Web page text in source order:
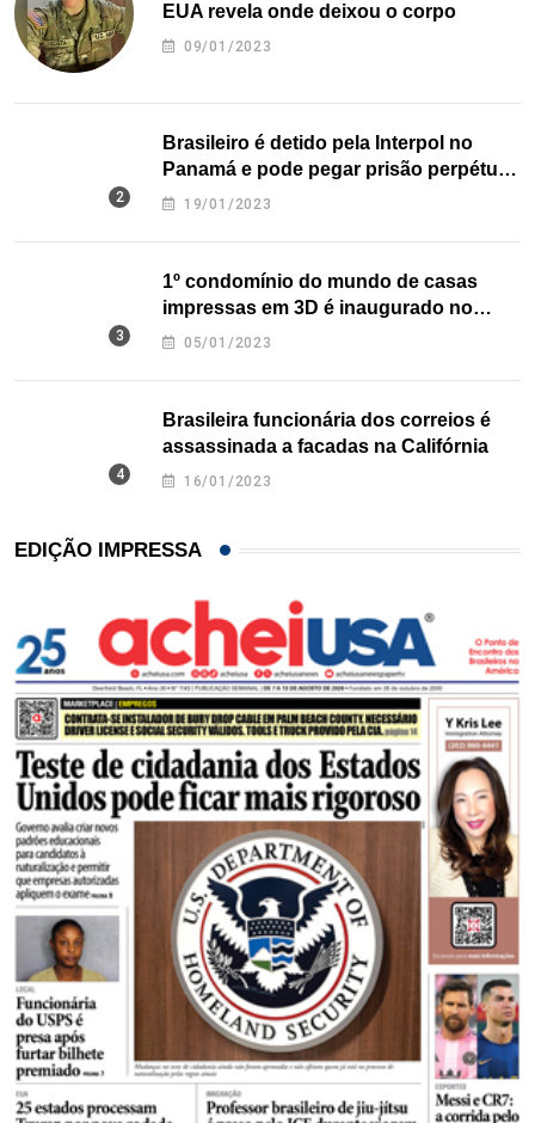
EUA revela onde deixou o corpo
09/01/2023
Brasileiro é detido pela Interpol no
Panamá e pode pegar prisão perpétua
nos EUA
19/01/2023
1º condomínio do mundo de casas
impressas em 3D é inaugurado no
Texas
05/01/2023
Brasileira funcionária dos correios é
assassinada a facadas na Califórnia
16/01/2023
EDIÇÃO IMPRESSA